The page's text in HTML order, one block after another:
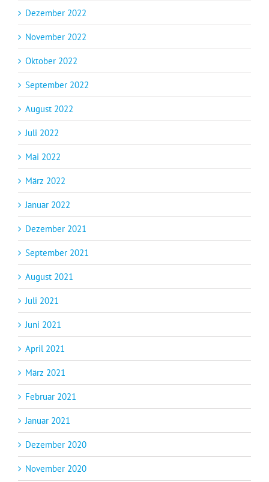
Dezember 2022
November 2022
Oktober 2022
September 2022
August 2022
Juli 2022
Mai 2022
März 2022
Januar 2022
Dezember 2021
September 2021
August 2021
Juli 2021
Juni 2021
April 2021
März 2021
Februar 2021
Januar 2021
Dezember 2020
November 2020